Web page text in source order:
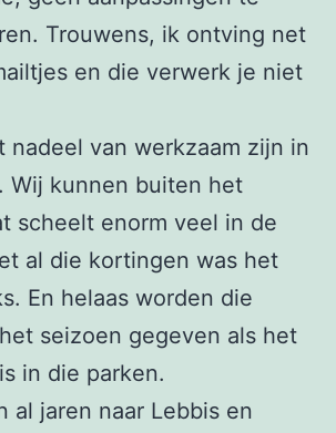
Trouwens, ik ontving net
en die verwerk je niet
nadeel van werkzaam zijn in
Wij kunnen buiten het
scheelt enorm veel in de
al die kortingen was het
En helaas worden die
seizoen gegeven als het
in die parken.
al jaren naar Lebbis en